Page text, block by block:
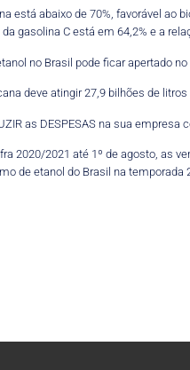
está abaixo de 70%, favorável ao
gasolina C está em 64,2% e a
no Brasil pode ficar apertado
deve atingir 27,9 bilhões de
as DESPESAS na sua empresa
2020/2021 até 1º de agosto, as
de etanol do Brasil na